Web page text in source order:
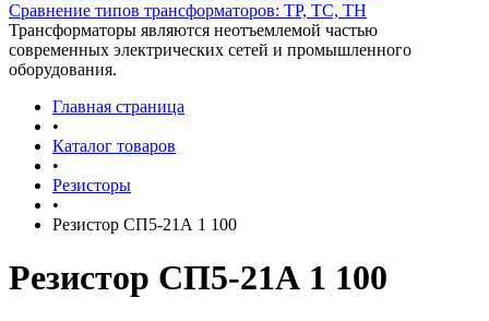
Сравнение типов трансформаторов: ТР, ТС, ТН
Трансформаторы являются неотъемлемой частью
современных электрических сетей и промышленного
оборудования.
Главная страница
•
Каталог товаров
•
Резисторы
•
Резистор СП5-21А 1 100
Резистор СП5-21А 1 100